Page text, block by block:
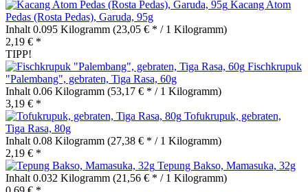
Kacang Atom
Pedas (Rosta Pedas), Garuda, 95g
Inhalt 0.095 Kilogramm (23,05 € * / 1 Kilogramm)
2,19 € *
TIPP!
Fischkrupuk
"Palembang", gebraten, Tiga Rasa, 60g
Inhalt 0.06 Kilogramm (53,17 € * / 1 Kilogramm)
3,19 € *
Tofukrupuk, gebraten,
Tiga Rasa, 80g
Inhalt 0.08 Kilogramm (27,38 € * / 1 Kilogramm)
2,19 € *
Tepung Bakso, Mamasuka, 32g
Inhalt 0.032 Kilogramm (21,56 € * / 1 Kilogramm)